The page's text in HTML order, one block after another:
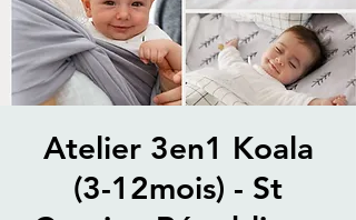
Atelier 3en1 Koala
(3-12mois) - St